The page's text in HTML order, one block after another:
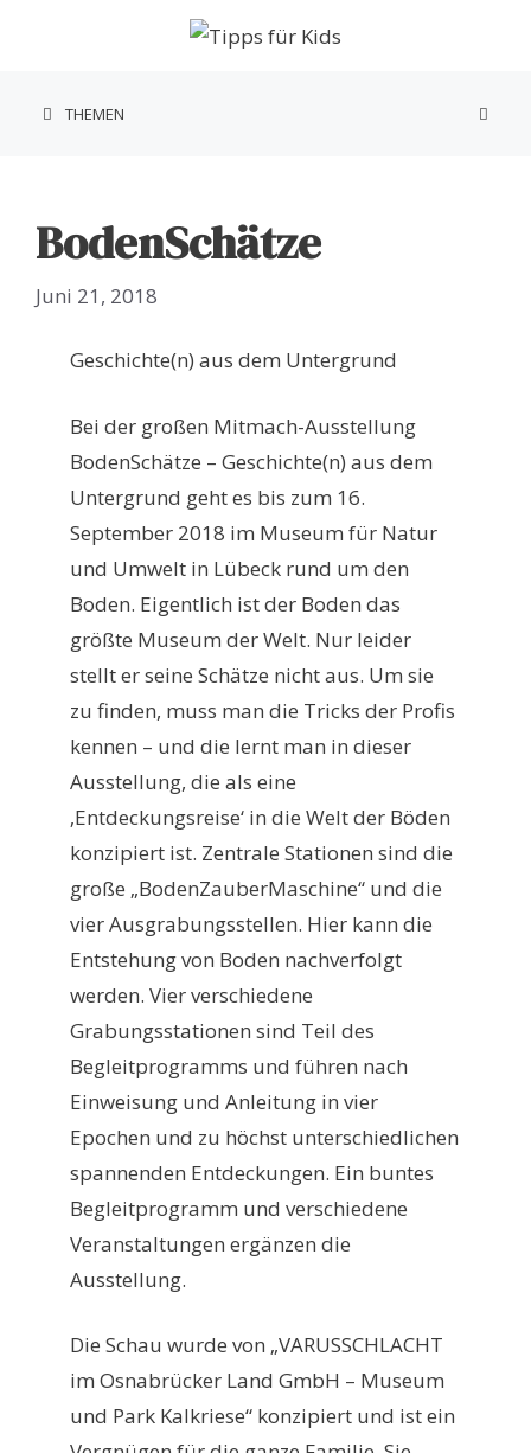
THEMEN
BodenSchätze
Juni 21, 2018
Geschichte(n) aus dem Untergrund
Bei der großen Mitmach-Ausstellung
BodenSchätze – Geschichte(n) aus dem
Untergrund geht es bis zum 16.
September 2018 im Museum für Natur
und Umwelt in Lübeck rund um den
Boden. Eigentlich ist der Boden das
größte Museum der Welt. Nur leider
stellt er seine Schätze nicht aus. Um sie
zu finden, muss man die Tricks der Profis
kennen – und die lernt man in dieser
Ausstellung, die als eine
‚Entdeckungsreise‘ in die Welt der Böden
konzipiert ist. Zentrale Stationen sind die
große „BodenZauberMaschine“ und die
vier Ausgrabungsstellen. Hier kann die
Entstehung von Boden nachverfolgt
werden. Vier verschiedene
Grabungsstationen sind Teil des
Begleitprogramms und führen nach
Einweisung und Anleitung in vier
Epochen und zu höchst unterschiedlichen
spannenden Entdeckungen. Ein buntes
Begleitprogramm und verschiedene
Veranstaltungen ergänzen die
Ausstellung.
Die Schau wurde von „VARUSSCHLACHT
im Osnabrücker Land GmbH – Museum
und Park Kalkriese“ konzipiert und ist ein